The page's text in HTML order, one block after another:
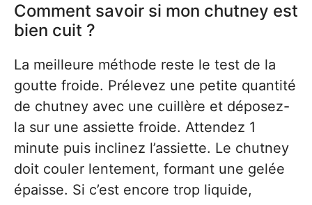
Comment savoir si mon chutney est
bien cuit ?
La meilleure méthode reste le test de la
goutte froide. Prélevez une petite quantité
de chutney avec une cuillère et déposez-
la sur une assiette froide. Attendez 1
minute puis inclinez l’assiette. Le chutney
doit couler lentement, formant une gelée
épaisse. Si c’est encore trop liquide,